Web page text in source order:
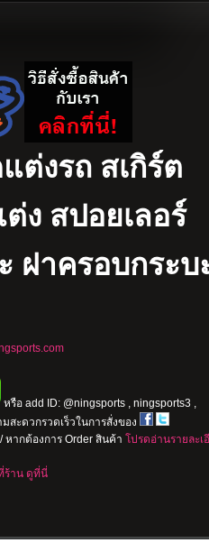
ต่งรถ สเกิร์ต
ง สปอยเลอร์
ฝาครอบกระบ
หรือ add ID: @ningsports , ningsports3 ,
สะดวกรวดเร็วในการสั่งของ
ากต้องการ Order สินค้า โปรดอ่านรายละเ
ร้าน ดูที่นี่